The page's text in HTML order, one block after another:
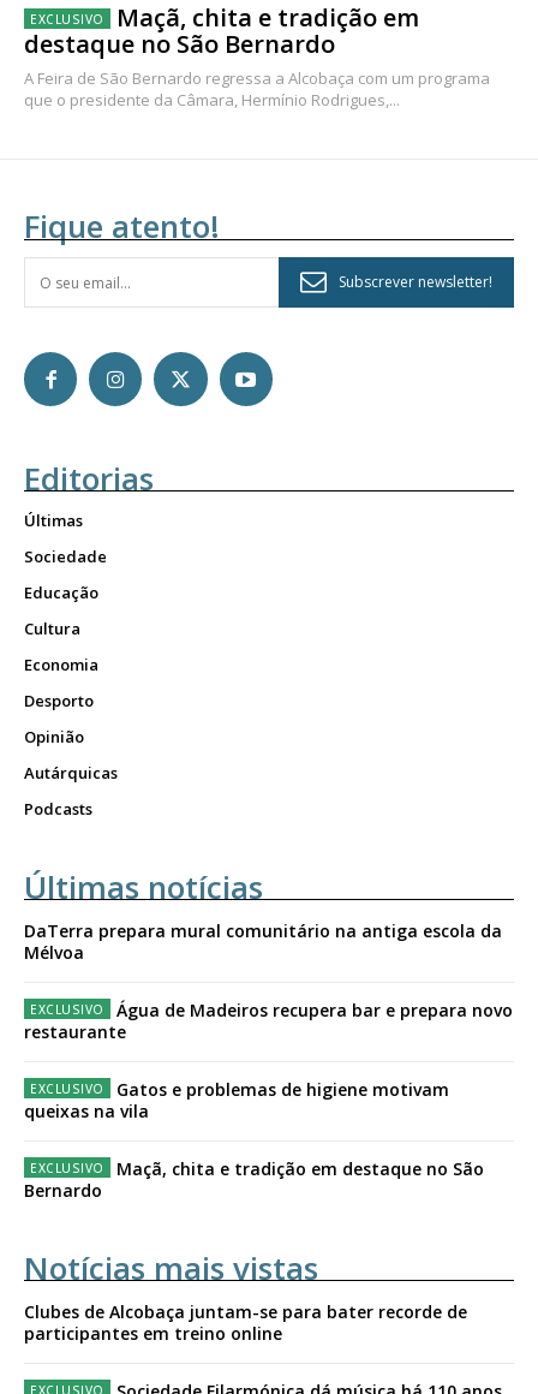
Maçã, chita e tradição em
destaque no São Bernardo
A Feira de São Bernardo regressa a Alcobaça com um programa
que o presidente da Câmara, Hermínio Rodrigues,...
Fique atento!
Subscrever newsletter!
Editorias
Últimas
Sociedade
Educação
Cultura
Economia
Desporto
Opinião
Autárquicas
Podcasts
Últimas notícias
DaTerra prepara mural comunitário na antiga escola da
Mélvoa
Água de Madeiros recupera bar e prepara novo
restaurante
Gatos e problemas de higiene motivam
queixas na vila
Maçã, chita e tradição em destaque no São
Bernardo
Notícias mais vistas
Clubes de Alcobaça juntam-se para bater recorde de
participantes em treino online